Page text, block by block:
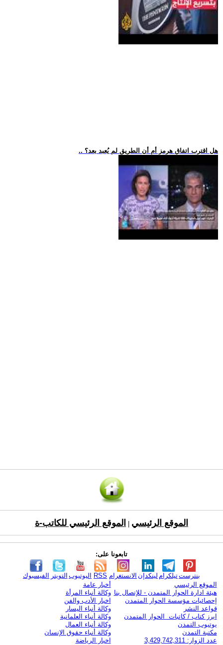
.. هل اقترب اتفاق هرمز أم أن الطريق لم يُعبد بعد؟
الموقع الرئيسي الموقع الرئيسي للكاتب-ة
تابعونا على:
الفيسبوك التويتر اليوتيوب RSS الانستغرام لينكدإن تيلكرامبنترست
الموقع الرئيسي
هيئة ادارة الحوار المتمدن - للإتصال بنا
إحصائيات مؤسسة الحوار المتمدن
قواعد النشر
ابرز كتاب / كاتبات الحوار المتمدن
يوتيوب التمدن
مكتبة التمدن
عدد الزوار: 3,429,742,311
أخبار عامة
وكالة أنباء المرأة
اخبار الأدب والفن
وكالة أنباء اليسار
وكالة أنباء العلمانية
وكالة أنباء العمال
وكالة أنباء حقوق الإنسان
اخبار الرياضة